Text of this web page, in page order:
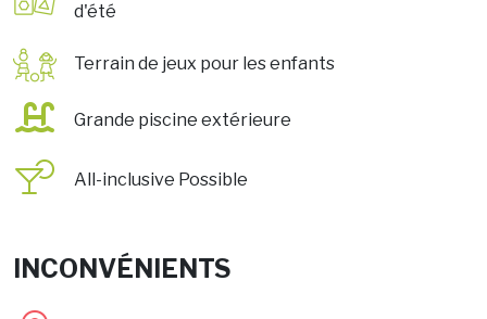
d'été
Terrain de jeux pour les enfants
Grande piscine extérieure
All-inclusive Possible
INCONVÉNIENTS